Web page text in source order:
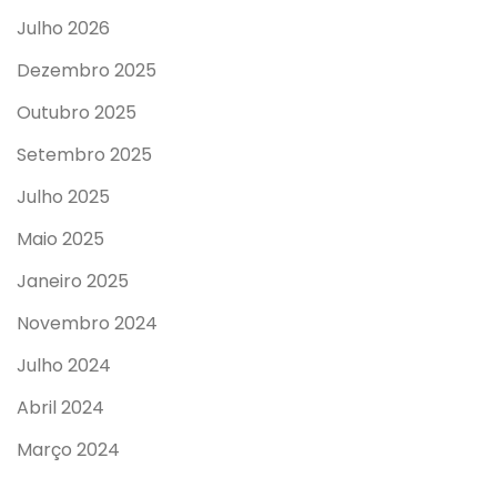
Julho 2026
Dezembro 2025
Outubro 2025
Setembro 2025
Julho 2025
Maio 2025
Janeiro 2025
Novembro 2024
Julho 2024
Abril 2024
Março 2024